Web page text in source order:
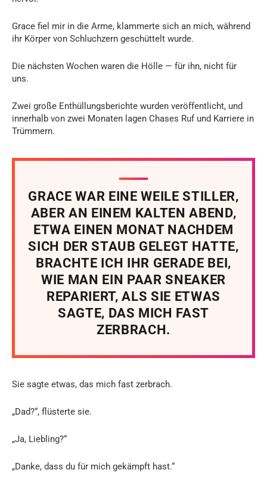
Grace fiel mir in die Arme, klammerte sich an mich, während
ihr Körper von Schluchzern geschüttelt wurde.
Die nächsten Wochen waren die Hölle — für ihn, nicht für
uns.
Zwei große Enthüllungsberichte wurden veröffentlicht, und
innerhalb von zwei Monaten lagen Chases Ruf und Karriere in
Trümmern.
GRACE WAR EINE WEILE STILLER,
ABER AN EINEM KALTEN ABEND,
ETWA EINEN MONAT NACHDEM
SICH DER STAUB GELEGT HATTE,
BRACHTE ICH IHR GERADE BEI,
WIE MAN EIN PAAR SNEAKER
REPARIERT, ALS SIE ETWAS
SAGTE, DAS MICH FAST
ZERBRACH.
Sie sagte etwas, das mich fast zerbrach.
„Dad?“, flüsterte sie.
„Ja, Liebling?“
„Danke, dass du für mich gekämpft hast.“